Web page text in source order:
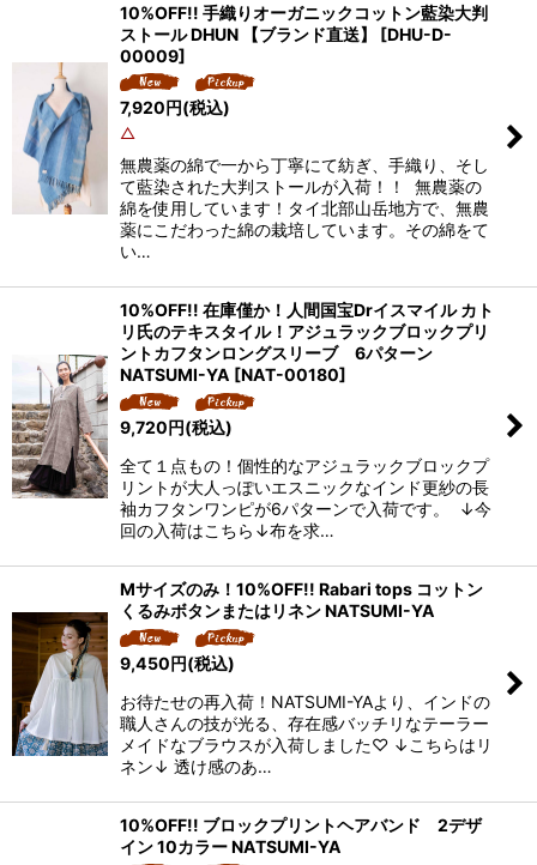
10%OFF!! 手織りオーガニックコットン藍染大判
ストール DHUN 【ブランド直送】
[DHU-D-
00009]
7,920円(税込)
△
無農薬の綿で一から丁寧にて紡ぎ、手織り、そし
て藍染された大判ストールが入荷！！ 無農薬の
綿を使用しています！タイ北部山岳地方で、無農
薬にこだわった綿の栽培しています。その綿をて
い…
10%OFF!! 在庫僅か！人間国宝Drイスマイル カト
リ氏のテキスタイル！アジュラックブロックプリ
ントカフタンロングスリーブ 6パターン
NATSUMI-YA [NAT-00180]
9,720円(税込)
全て１点もの！個性的なアジュラックブロックプ
リントが大人っぽいエスニックなインド更紗の長
袖カフタンワンピが6パターンで入荷です。 ↓今
回の入荷はこちら↓布を求…
Mサイズのみ！10%OFF!! Rabari tops コットン
くるみボタンまたはリネン NATSUMI-YA
9,450円(税込)
お待たせの再入荷！NATSUMI-YAより、インドの
職人さんの技が光る、存在感バッチリなテーラー
メイドなブラウスが入荷しました♡ ↓こちらはリ
ネン↓ 透け感のあ…
10%OFF!! ブロックプリントヘアバンド 2デザ
イン 10カラー NATSUMI-YA